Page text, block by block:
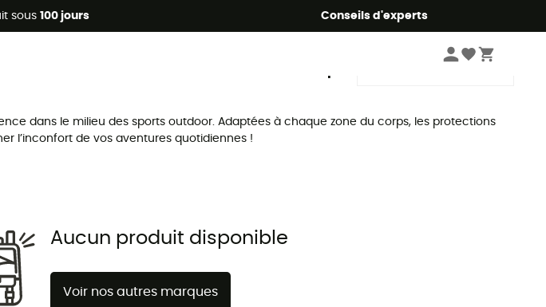
sous 100 jours Conseils d'experts
dès 2 produits* code Summer5
dans le milieu des sports outdoor. Adaptées à chaque zone du corps, les protections
l’inconfort de vos aventures quotidiennes !
Aucun produit disponible
Voir nos autres marques